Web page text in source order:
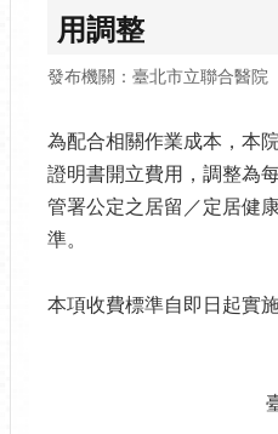
用調整
發布機關：臺北市立聯合醫院
為配合相關作業成本，本
證明書開立費用，調整為
管署公定之居留／定居健
準。
本項收費標準自即日起實
臺北市立聯